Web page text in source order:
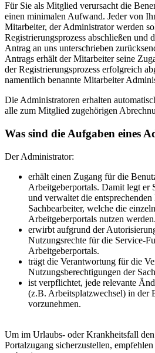
Für Sie als Mitglied verursacht die
einen minimalen Aufwand. Jeder von
Mitarbeiter, der Administrator werden
Registrierungsprozess abschließen und
Antrag an uns unterschrieben
Antrags erhält der Mitarbeiter seine
der Registrierungsprozess erfolgreich
namentlich benannte Mitarbeiter
Die Administratoren erhalten
alle zum Mitglied zugehörigen
Was sind die Aufgaben eines
Der Administrator:
erhält einen Zugang für die
Arbeitgeberportals. Damit legt er
und verwaltet die
Sachbearbeiter, welche die
Arbeitgeberportals nutzen werden.
erwirbt aufgrund der
Nutzungsrechte für die Service-
Arbeitgeberportals.
trägt die Verantwortung für die
Nutzungsberechtigungen der
ist verpflichtet, jede relevante
(z.B. Arbeitsplatzwechsel) in der
vorzunehmen.
Um im Urlaubs- oder Krankheitsfall
Portalzugang sicherzustellen,